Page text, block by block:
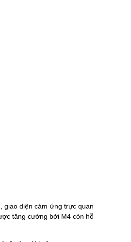
giao diện cảm ứng trực quan
tăng cường bởi M4 còn hỗ